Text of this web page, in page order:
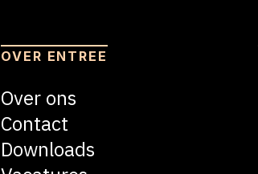
OVER ENTREE
Over ons
Contact
Downloads